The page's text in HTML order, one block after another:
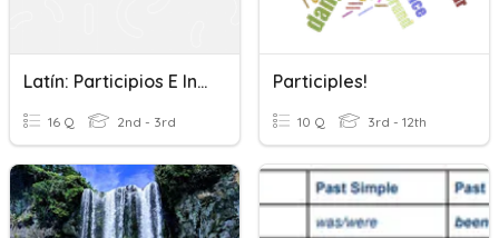
Latín: Participios E Infinitivos
16 Q 2nd - 3rd
Participles!
10 Q 3rd - 12th